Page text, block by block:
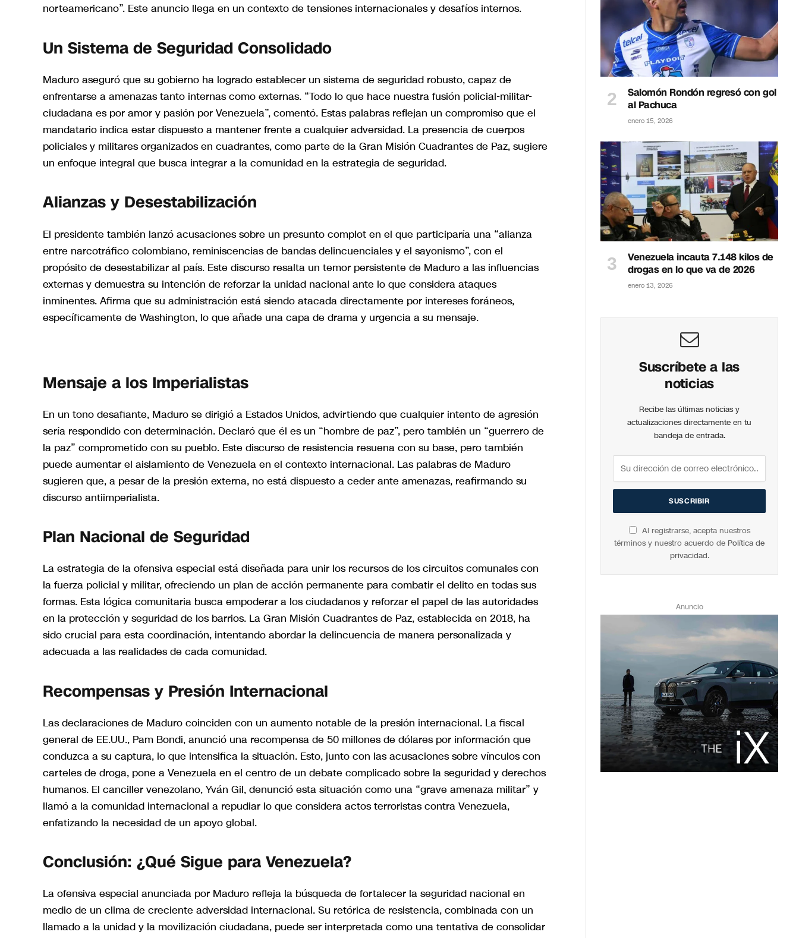
norteamericano”. Este anuncio llega en un contexto de tensiones internacionales y desafíos internos.
Un Sistema de Seguridad Consolidado
Maduro aseguró que su gobierno ha logrado establecer un sistema de seguridad robusto, capaz de
enfrentarse a amenazas tanto internas como externas. “Todo lo que hace nuestra fusión policial-militar-
ciudadana es por amor y pasión por Venezuela”, comentó. Estas palabras reflejan un compromiso que el
mandatario indica estar dispuesto a mantener frente a cualquier adversidad. La presencia de cuerpos
policiales y militares organizados en cuadrantes, como parte de la Gran Misión Cuadrantes de Paz, sugiere
un enfoque integral que busca integrar a la comunidad en la estrategia de seguridad.
Alianzas y Desestabilización
El presidente también lanzó acusaciones sobre un presunto complot en el que participaría una “alianza
entre narcotráfico colombiano, reminiscencias de bandas delincuenciales y el sayonismo”, con el
propósito de desestabilizar al país. Este discurso resalta un temor persistente de Maduro a las influencias
externas y demuestra su intención de reforzar la unidad nacional ante lo que considera ataques
inminentes. Afirma que su administración está siendo atacada directamente por intereses foráneos,
específicamente de Washington, lo que añade una capa de drama y urgencia a su mensaje.
Mensaje a los Imperialistas
En un tono desafiante, Maduro se dirigió a Estados Unidos, advirtiendo que cualquier intento de agresión
sería respondido con determinación. Declaró que él es un “hombre de paz”, pero también un “guerrero de
la paz” comprometido con su pueblo. Este discurso de resistencia resuena con su base, pero también
puede aumentar el aislamiento de Venezuela en el contexto internacional. Las palabras de Maduro
sugieren que, a pesar de la presión externa, no está dispuesto a ceder ante amenazas, reafirmando su
discurso antiimperialista.
Plan Nacional de Seguridad
La estrategia de la ofensiva especial está diseñada para unir los recursos de los circuitos comunales con
la fuerza policial y militar, ofreciendo un plan de acción permanente para combatir el delito en todas sus
formas. Esta lógica comunitaria busca empoderar a los ciudadanos y reforzar el papel de las autoridades
en la protección y seguridad de los barrios. La Gran Misión Cuadrantes de Paz, establecida en 2018, ha
sido crucial para esta coordinación, intentando abordar la delincuencia de manera personalizada y
adecuada a las realidades de cada comunidad.
Recompensas y Presión Internacional
Las declaraciones de Maduro coinciden con un aumento notable de la presión internacional. La fiscal
general de EE.UU., Pam Bondi, anunció una recompensa de 50 millones de dólares por información que
conduzca a su captura, lo que intensifica la situación. Esto, junto con las acusaciones sobre vínculos con
carteles de droga, pone a Venezuela en el centro de un debate complicado sobre la seguridad y derechos
humanos. El canciller venezolano, Yván Gil, denunció esta situación como una “grave amenaza militar” y
llamó a la comunidad internacional a repudiar lo que considera actos terroristas contra Venezuela,
enfatizando la necesidad de un apoyo global.
Conclusión: ¿Qué Sigue para Venezuela?
La ofensiva especial anunciada por Maduro refleja la búsqueda de fortalecer la seguridad nacional en
medio de un clima de creciente adversidad internacional. Su retórica de resistencia, combinada con un
llamado a la unidad y la movilización ciudadana, puede ser interpretada como una tentativa de consolidar
Salomón Rondón regresó con gol
al Pachuca
enero 15, 2026
Venezuela incauta 7.148 kilos de
drogas en lo que va de 2026
enero 13, 2026
Suscríbete a las
noticias
Recibe las últimas noticias y
actualizaciones directamente en tu
bandeja de entrada.
Al registrarse, acepta nuestros
términos y nuestro acuerdo de Política de
privacidad.
Anuncio